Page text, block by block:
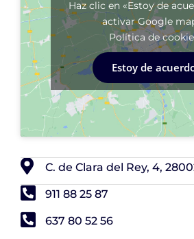
Haz clic en «Estoy de
activar Google
Política de
Estoy de
C. de Clara del Rey, 4,
911 88 25 87
637 80 52 56